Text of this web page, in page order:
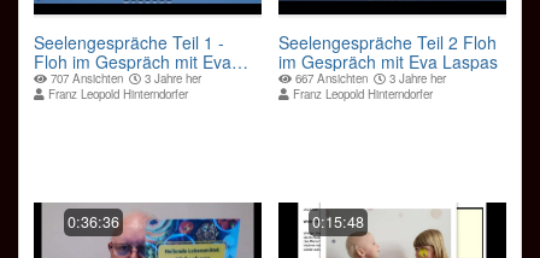
Seelengespräche Teil 1 -
Floh im Gespräch mit Eva
Laspas
707 Ansichten
3 Jahre her
Franz Leopold Hinterndorfer
Seelengespräche Teil 2 Floh
im Gespräch mit Eva Laspas
667 Ansichten
3 Jahre her
Franz Leopold Hinterndorfer
0:36:36 0:15:48